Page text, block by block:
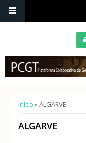
Está aqui
Início » ALGARVE
ALGARVE